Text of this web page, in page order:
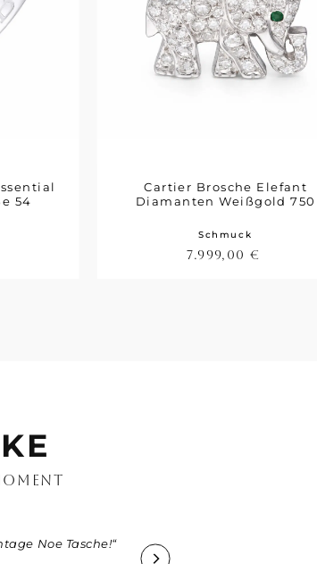
54
Schmuck
Cartier Brosche Elefant
Diamanten Weißgold 750
7.999,00€
Noe Tasche!“
„Vielen Dank an